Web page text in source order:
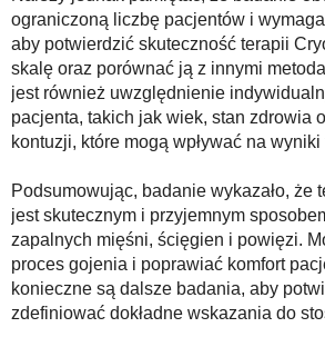
ograniczoną liczbę pacjentów i
aby potwierdzić skuteczność terapii
skalę oraz porównać ją z innymi
jest również uwzględnienie
pacjenta, takich jak wiek, stan zdrowia
kontuzji, które mogą wpływać na wyniki
Podsumowując, badanie wykazało, że
jest skutecznym i przyjemnym
zapalnych mięśni, ścięgien i powięzi.
proces gojenia i poprawiać komfort
konieczne są dalsze badania, aby
zdefiniować dokładne wskazania do